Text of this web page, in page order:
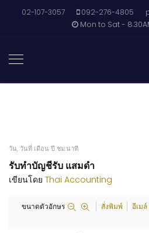
02-107-3057 092-276-4805
Mon to Sat -
วัน, วันที่ เดือน ปี ชม:นาที
รับทำบัญชีรับ แสมดำ
เขียนโดย Thai Accounting
ขนาดตัวอักษร สั่งพิมพ์ อีเมล์